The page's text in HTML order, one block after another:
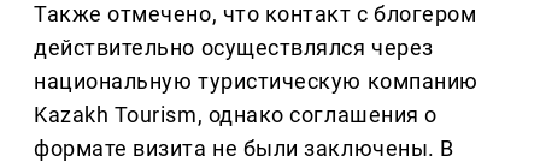
Также отмечено, что контакт с блогером
действительно осуществлялся через
национальную туристическую компанию
Kazakh Tourism, однако соглашения о
формате визита не были заключены. В